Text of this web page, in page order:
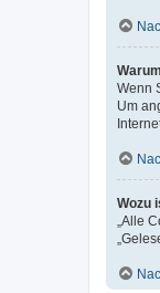
Wenn
Um
Wozu
„Alle